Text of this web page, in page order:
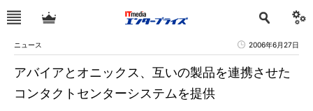
ニュース 2006年6月27日
アバイアとオニックス、互いの製品を連携させた
コンタクトセンターシステムを提供